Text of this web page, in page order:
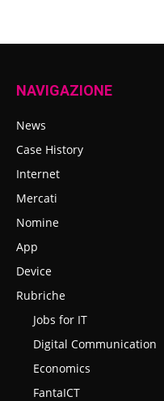
NAVIGAZIONE
News
Case History
Internet
Mercati
Nomine
App
Device
Rubriche
Jobs for IT
Digital Communication
Economics
FantaICT